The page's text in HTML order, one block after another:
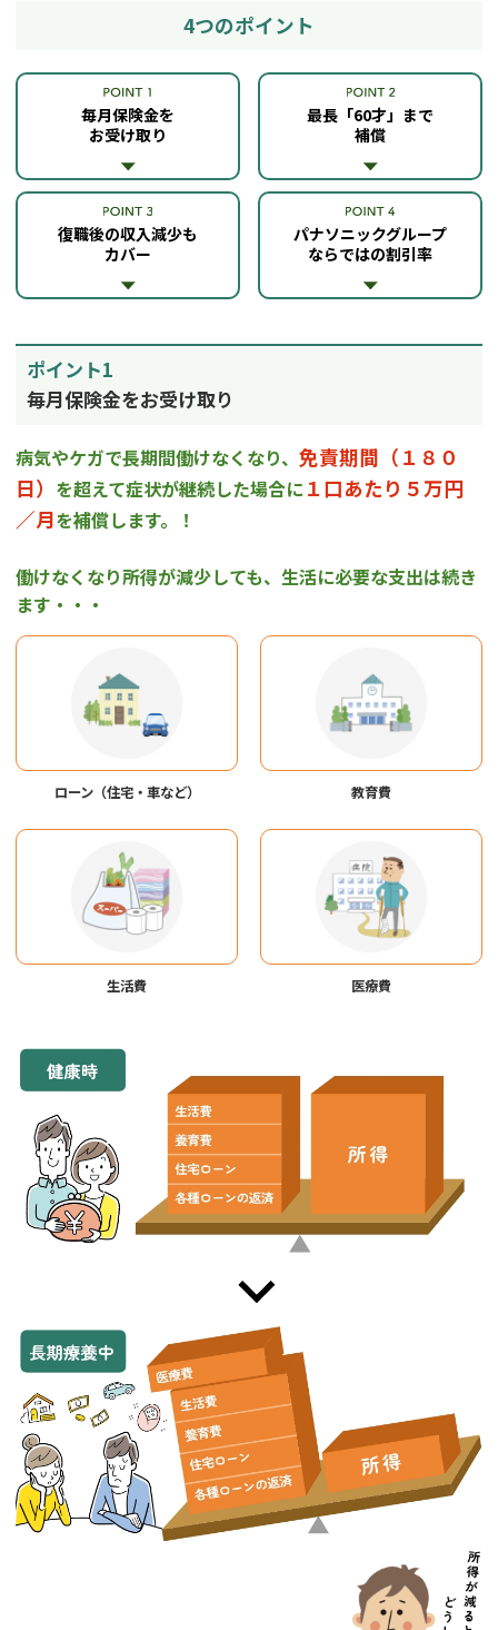
4つのポイント
毎月保険金を
お受け取り
最長「60才」まで
補償
復職後の収入減少も
カバー
パナソニックグループ
ならではの割引率
ポイント1
毎月保険金をお受け取り
病気やケガで長期間働けなくなり、 免責期間（１８０
日） を超えて症状が継続した場合に１口あたり５万円
／月を補償します。！
働けなくなり所得が減少しても、生活に必要な支出は続き
ます・・・
ローン（住宅・車など） 教育費
生活費 医療費